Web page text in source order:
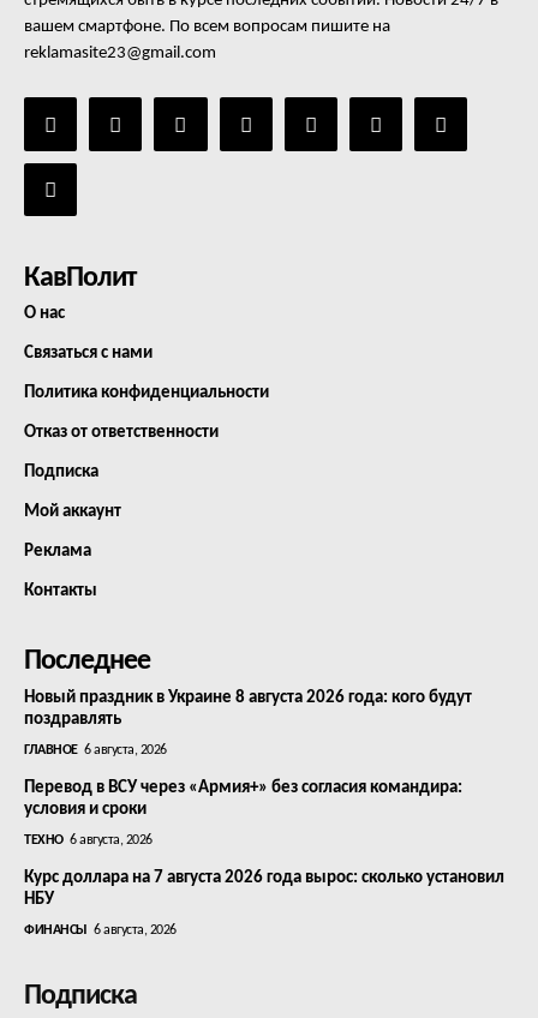
вашем смартфоне. По всем вопросам пишите на
reklamasite23@gmail.com
КавПолит
О нас
Связаться с нами
Политика конфиденциальности
Отказ от ответственности
Подписка
Мой аккаунт
Реклама
Контакты
Последнее
Новый праздник в Украине 8 августа 2026 года: кого будут
поздравлять
ГЛАВНОЕ 6 августа, 2026
Перевод в ВСУ через «Армия+» без согласия командира:
условия и сроки
ТЕХНО 6 августа, 2026
Курс доллара на 7 августа 2026 года вырос: сколько установил
НБУ
ФИНАНСЫ 6 августа, 2026
Подписка